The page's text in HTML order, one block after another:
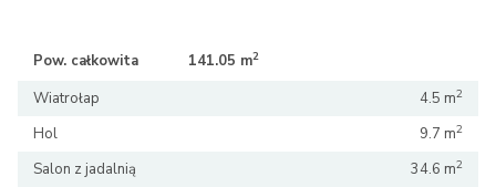
Pow. całkowita 141.05 m2
Wiatrołap 4.5 m2
Hol 9.7 m2
Salon z jadalnią 34.6 m2